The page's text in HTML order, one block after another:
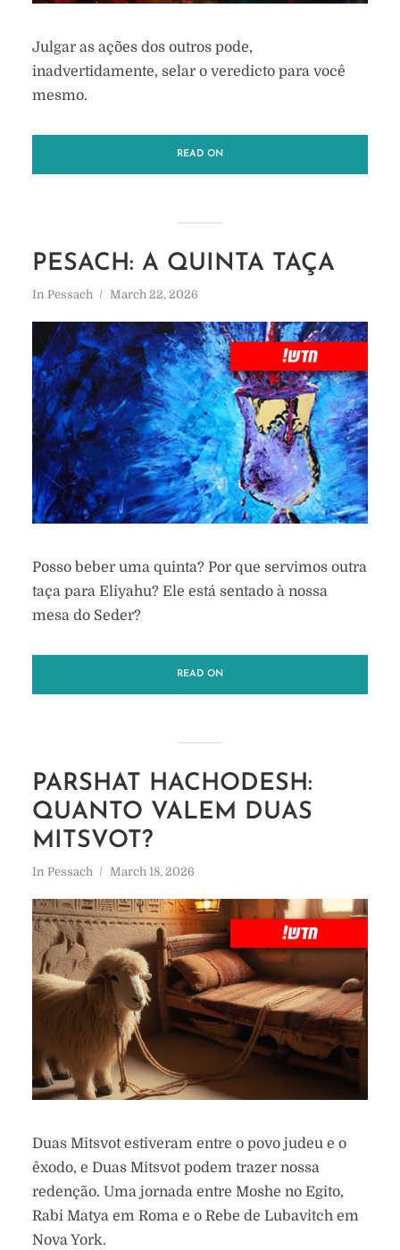
Julgar as ações dos outros pode,
inadvertidamente, selar o veredicto para você
mesmo.
READ ON
PESACH: A QUINTA TAÇA
In Pessach March 22, 2026
Posso beber uma quinta? Por que servimos outra
taça para Eliyahu? Ele está sentado à nossa
mesa do Seder?
READ ON
PARSHAT HACHODESH:
QUANTO VALEM DUAS
MITSVOT?
In Pessach March 18, 2026
Duas Mitsvot estiveram entre o povo judeu e o
êxodo, e Duas Mitsvot podem trazer nossa
redenção. Uma jornada entre Moshe no Egito,
Rabi Matya em Roma e o Rebe de Lubavitch em
Nova York.